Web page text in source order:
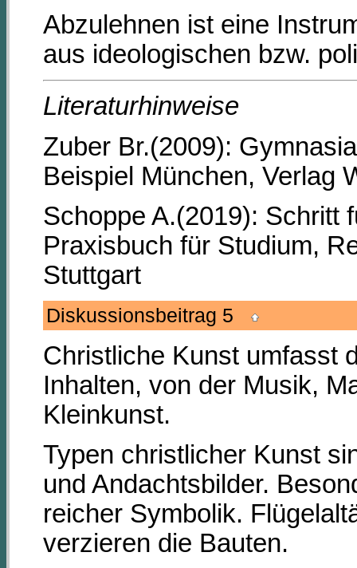
Abzulehnen ist eine
aus ideologischen bzw.
Literaturhinweise
Zuber Br.(2009):
Beispiel München, Verlag
Schoppe A.(2019): Schritt
Praxisbuch für Studium,
Stuttgart
Diskussionsbeitrag 5
Christliche Kunst umfasst
Inhalten, von der Musik,
Kleinkunst.
Typen christlicher Kunst
und Andachtsbilder.
reicher Symbolik.
verzieren die Bauten.